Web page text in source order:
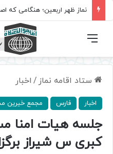
فهرست
ستاد اقامه نماز / اخبار
اخبار فارس مجمع خیرین
جلسه هیات
کبری س شیراز